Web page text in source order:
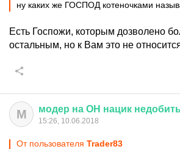
ну каких же ГОСПОД котеночками
Есть Госпожи, которым дозволено
остальным, но к Вам это не
М модер на ОН нацик
15:26, 10.06.2018
От пользователя Trader83